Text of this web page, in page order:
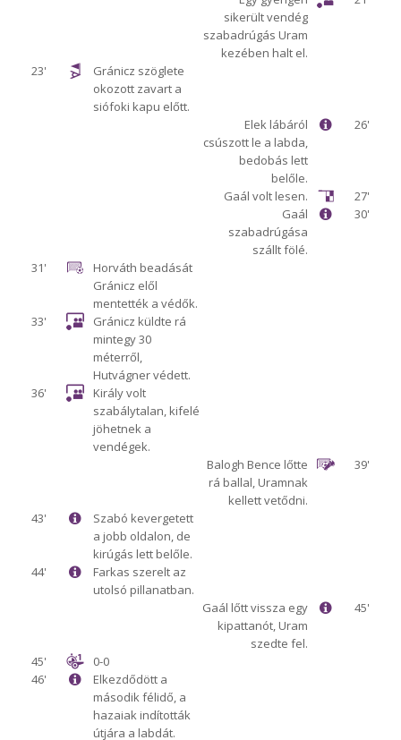
sikerült vendég
szabadrúgás Uram
kezében halt el.
23'
Gránicz szöglete
okozott zavart a
siófoki kapu előtt.
26'
Elek lábáról
csúszott le a labda,
bedobás lett
belőle.
27'
Gaál volt lesen.
30'
Gaál
szabadrúgása
szállt fölé.
31'
Horváth beadását
Gránicz elől
mentették a védők.
33'
Gránicz küldte rá
mintegy 30
méterről,
Hutvágner védett.
36'
Király volt
szabálytalan, kifelé
jöhetnek a
vendégek.
39'
Balogh Bence lőtte
rá ballal, Uramnak
kellett vetődni.
43'
Szabó kevergetett
a jobb oldalon, de
kirúgás lett belőle.
44'
Farkas szerelt az
utolsó pillanatban.
45'
Gaál lőtt vissza egy
kipattanót, Uram
szedte fel.
45'
0-0
46'
Elkezdődött a
második félidő, a
hazaiak indították
útjára a labdát.